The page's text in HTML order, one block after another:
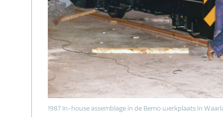
1987 In-house assemblage in de Bemo werkplaats in